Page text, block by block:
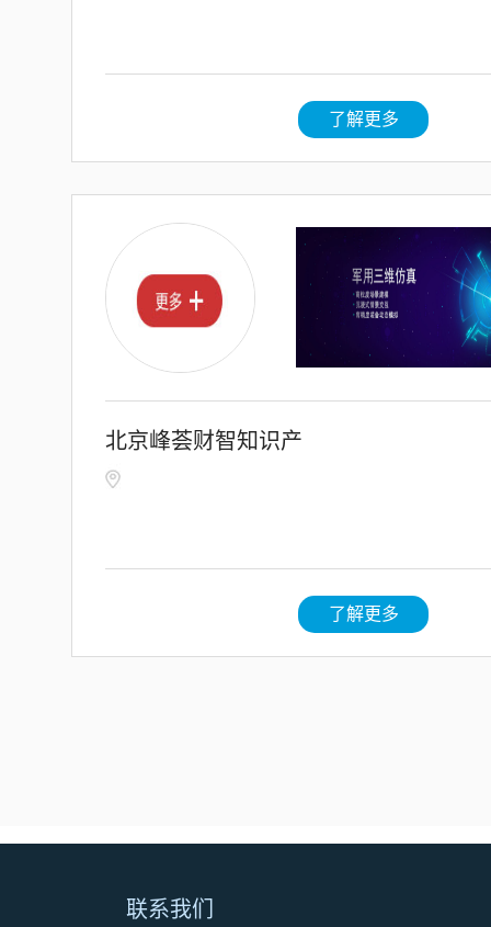
项资金管理办法》的
了解更多
北京峰荟财智知识产
了解更多
联系我们